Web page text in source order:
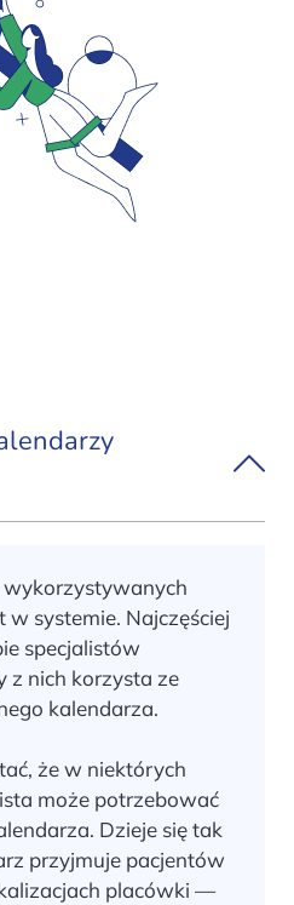
wykorzystywanych
systemie. Najczęściej
specjalistów
nich korzysta ze
kalendarza.
że w niektórych
może potrzebować
Dzieje się tak
przyjmuje pacjentów
placówki —